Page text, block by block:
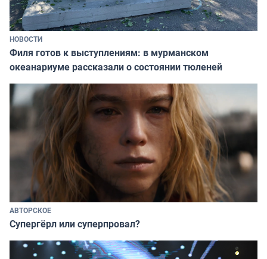
НОВОСТИ
Филя готов к выступлениям: в мурманском
океанариуме рассказали о состоянии тюленей
АВТОРСКОЕ
Супергёрл или суперпровал?